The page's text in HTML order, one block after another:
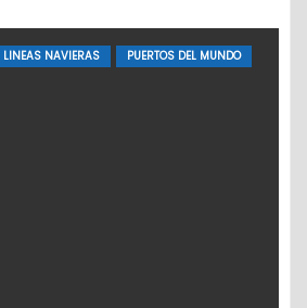
LINEAS NAVIERAS PUERTOS DEL MUNDO